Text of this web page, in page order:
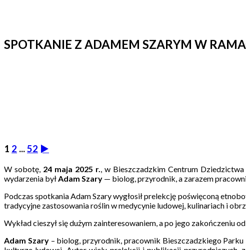
SPOTKANIE Z ADAMEM SZARYM W
1 2 ...52 ►
W sobotę, 24 maja 2025 r. , w Bieszczadzkim Centrum
wydarzenia był Adam Szary — biolog, przyrodnik, a zarazem
Podczas spotkania Adam Szary wygłosił prelekcję poświęconą
tradycyjne zastosowania roślin w medycynie ludowej, kulinariach i
Wykład cieszył się dużym zainteresowaniem, a po jego zakończeniu
Adam Szary– biolog, przyrodnik, pracownik Bieszczadzkiego